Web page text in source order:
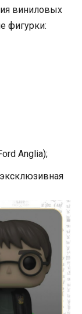
виниловых
фигурки:
Anglia);